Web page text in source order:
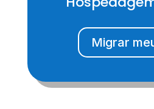
Migrar